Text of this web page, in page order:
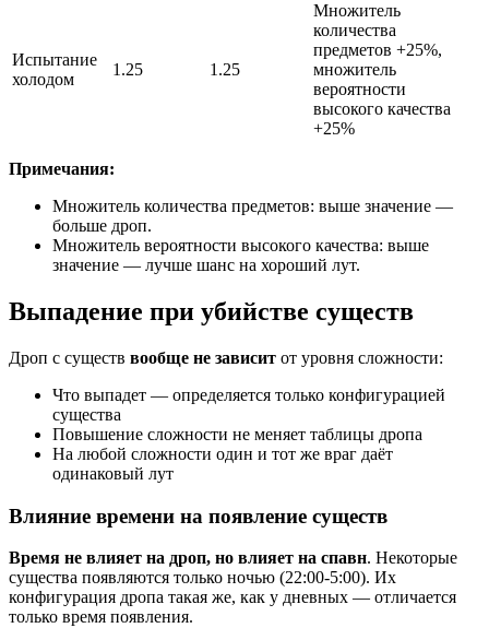
Испытание
холодом
1.25 1.25
Множитель
количества
предметов +25%,
множитель
вероятности
высокого качества
+25%
Примечания:
Множитель количества предметов: выше значение —
больше дроп.
Множитель вероятности высокого качества: выше
значение — лучше шанс на хороший лут.
Выпадение при убийстве существ
Дроп с существ вообще не зависит от уровня сложности:
Что выпадет — определяется только конфигурацией
существа
Повышение сложности не меняет таблицы дропа
На любой сложности один и тот же враг даёт
одинаковый лут
Влияние времени на появление существ
Время не влияет на дроп, но влияет на спавн. Некоторые
существа появляются только ночью (22:00-5:00). Их
конфигурация дропа такая же, как у дневных — отличается
только время появления.